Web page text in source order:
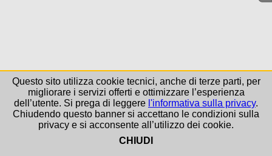
Questo sito utilizza cookie tecnici, anche di terze parti, per
migliorare i servizi offerti e ottimizzare l’esperienza
dell’utente. Si prega di leggere l'informativa sulla privacy.
Chiudendo questo banner si accettano le condizioni sulla
privacy e si acconsente all’utilizzo dei cookie.
CHIUDI